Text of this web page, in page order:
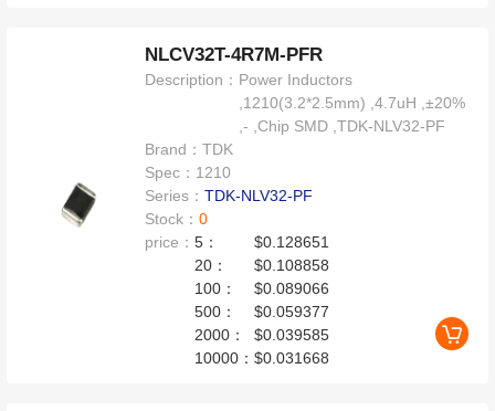
NLCV32T-4R7M-PFR
Description： Power Inductors
,1210(3.2*2.5mm) ,4.7uH ,±20%
,- ,Chip SMD ,TDK-NLV32-PF
Brand：TDK
Spec： 1210
Series：TDK-NLV32-PF
Stock：0
price：5：
$0.128651
20：
$0.108858
100：
$0.089066
500：
$0.059377
2000：
$0.039585
10000：$0.031668